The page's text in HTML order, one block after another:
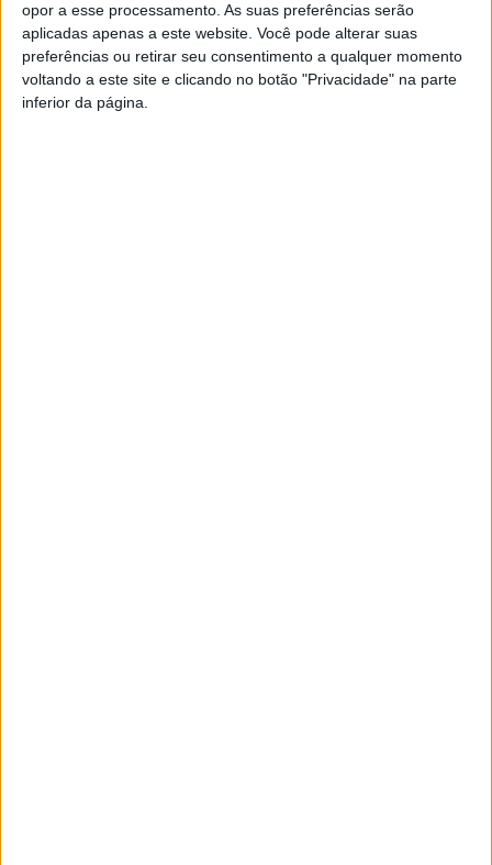
opor a esse processamento. As suas preferências serão
aplicadas apenas a este website. Você pode alterar suas
preferências ou retirar seu consentimento a qualquer momento
voltando a este site e clicando no botão "Privacidade" na parte
inferior da página.
GNR detém homem por
violência doméstica
GNR apreende armas no
âmbito de violência